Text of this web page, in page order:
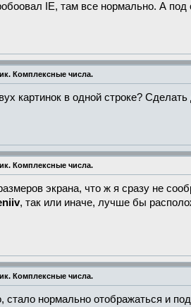
IE, там все нормально. А под
Комплексные числа.
картинок в одной строке? Сделать
Комплексные числа.
экрана, что ж я сразу не
, так или иначе, лучше бы
Комплексные числа.
стало нормально отображаться и